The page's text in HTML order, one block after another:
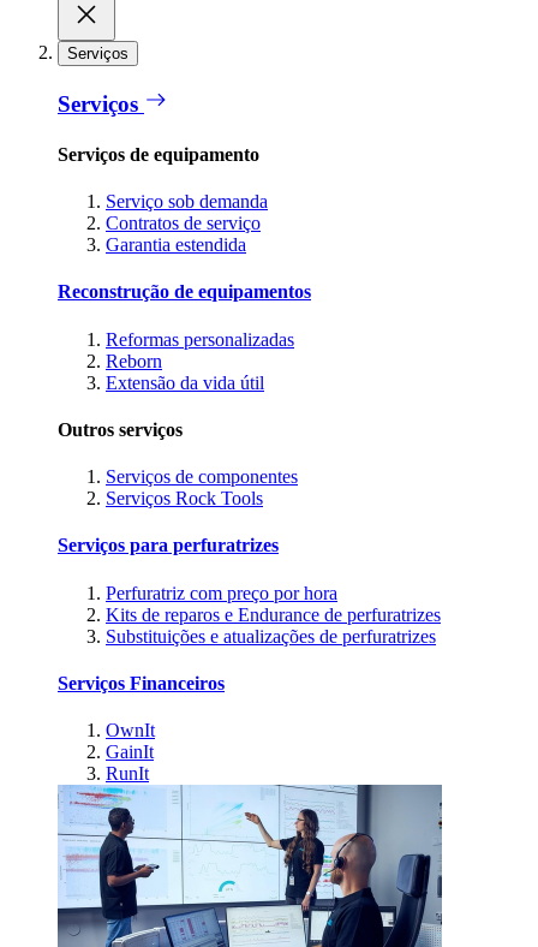
Serviços
Serviços
Serviços de equipamento
Serviço sob demanda
Contratos de serviço
Garantia estendida
Reconstrução de equipamentos
Reformas personalizadas
Reborn
Extensão da vida útil
Outros serviços
Serviços de componentes
Serviços Rock Tools
Serviços para perfuratrizes
Perfuratriz com preço por hora
Kits de reparos e Endurance de perfuratrizes
Substituições e atualizações de perfuratrizes
Serviços Financeiros
OwnIt
GainIt
RunIt